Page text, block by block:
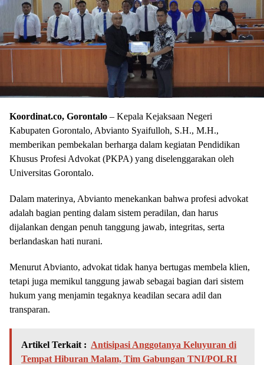
Koordinat.co, Gorontalo – Kepala Kejaksaan Negeri
Kabupaten Gorontalo, Abvianto Syaifulloh, S.H., M.H.,
memberikan pembekalan berharga dalam kegiatan Pendidikan
Khusus Profesi Advokat (PKPA) yang diselenggarakan oleh
Universitas Gorontalo.
Dalam materinya, Abvianto menekankan bahwa profesi advokat
adalah bagian penting dalam sistem peradilan, dan harus
dijalankan dengan penuh tanggung jawab, integritas, serta
berlandaskan hati nurani.
Menurut Abvianto, advokat tidak hanya bertugas membela klien,
tetapi juga memikul tanggung jawab sebagai bagian dari sistem
hukum yang menjamin tegaknya keadilan secara adil dan
transparan.
Artikel Terkait : Antisipasi Anggotanya Keluyuran di
Tempat Hiburan Malam, Tim Gabungan TNI/POLRI